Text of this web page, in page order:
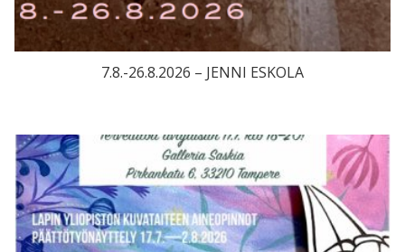
7.8.-26.8.2026 – JENNI ESKOLA